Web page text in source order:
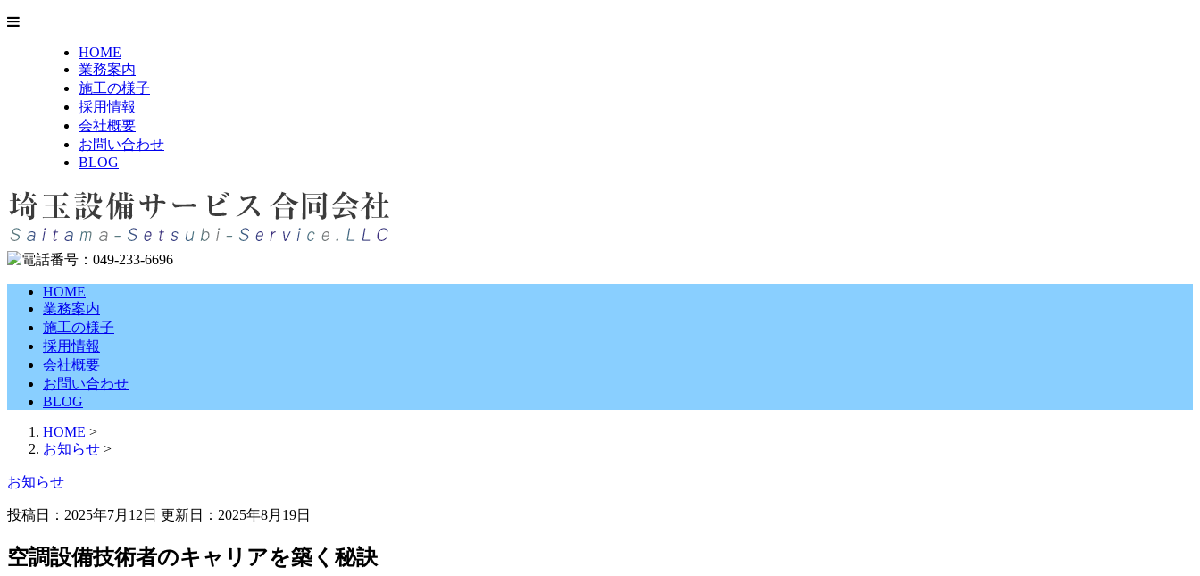
HOME
業務案内
施工の様子
採用情報
会社概要
お問い合わせ
BLOG
HOME
業務案内
施工の様子
採用情報
会社概要
お問い合わせ
BLOG
HOME >
お知らせ >
お知らせ
投稿日：2025年7月12日 更新日： 2025年8月19日
空調設備技術者のキャリアを築く秘訣